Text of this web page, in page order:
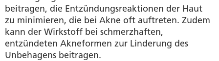
beitragen, die Entzündungsreaktionen der Haut
zu minimieren, die bei Akne oft auftreten. Zudem
kann der Wirkstoff bei schmerzhaften,
entzündeten Akneformen zur Linderung des
Unbehagens beitragen.